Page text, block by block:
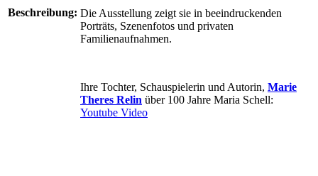
Beschreibung: Die Ausstellung zeigt sie in beeindruckenden
Porträts, Szenenfotos und privaten
Familienaufnahmen.
Ihre Tochter, Schauspielerin und Autorin, Marie
Theres Relin über 100 Jahre Maria Schell:
Youtube Video